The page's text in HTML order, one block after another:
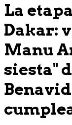
La
Dakar:
Manu
siesta"